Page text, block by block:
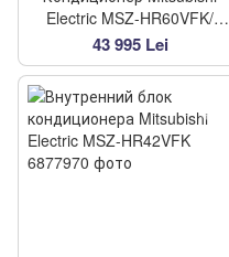
Electric MSZ-HR60VFK/
MUZ-HR60VF
43 995 Lei